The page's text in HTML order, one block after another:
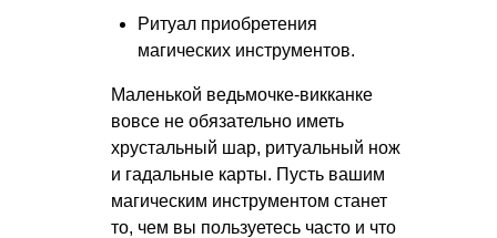
Ритуал приобретения
магических инструментов.
Маленькой ведьмочке-викканке
вовсе не обязательно иметь
хрустальный шар, ритуальный нож
и гадальные карты. Пусть вашим
магическим инструментом станет
то, чем вы пользуетесь часто и что